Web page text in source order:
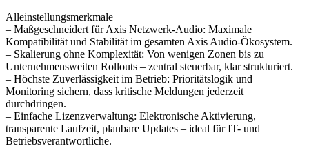
Alleinstellungsmerkmale
– Maßgeschneidert für Axis Netzwerk-Audio: Maximale
Kompatibilität und Stabilität im gesamten Axis Audio-Ökosystem.
– Skalierung ohne Komplexität: Von wenigen Zonen bis zu
Unternehmensweiten Rollouts – zentral steuerbar, klar strukturiert.
– Höchste Zuverlässigkeit im Betrieb: Prioritätslogik und
Monitoring sichern, dass kritische Meldungen jederzeit
durchdringen.
– Einfache Lizenzverwaltung: Elektronische Aktivierung,
transparente Laufzeit, planbare Updates – ideal für IT- und
Betriebsverantwortliche.